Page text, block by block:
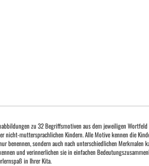
zu 32 Begriffsmotiven aus dem jeweiligen
nicht-muttersprachlichen Kindern. Alle Motive kennen die
benennen, sondern auch nach unterschiedlichen Merkmalen
und verinnerlichen sie in einfachen
in Ihrer Kita.